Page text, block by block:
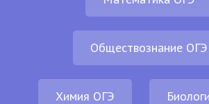
Обществознание ОГЭ
Химия ОГЭ